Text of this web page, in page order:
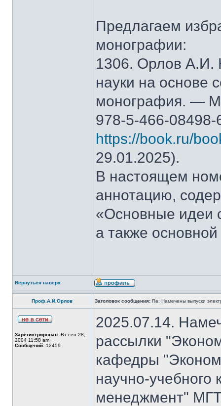
Предлагаем
монографии:
1306. Орлов А.И.
науки на основе
монография. —
978-5-466-
https://book.ru/
29.01.2025).
В настоящем
аннотацию,
«Основные идеи
а также
Вернуться наверх
Проф.А.И.Орлов Заголовок сообщения: Re: Намечены выпуски
Зарегистрирован: Вт сен 28,
2004 11:58 am
Сообщений: 12459
2025.07.14.
рассылки
кафедры
научно-
менеджмент"